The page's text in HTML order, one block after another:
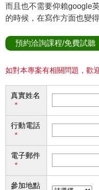
而且也不需要仰賴google
的時候，在寫作方面也變
預約洽詢課程/免費試聽
如對本專案有相關問題，歡
真實姓名
*
行動電話
*
電子郵件
*
參加地點